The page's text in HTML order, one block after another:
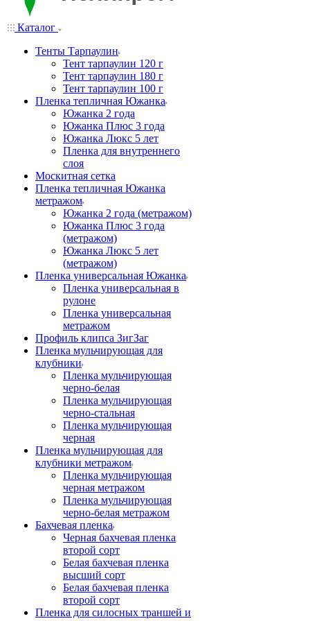
Каталог
Тенты Тарпаулин
Тент тарпаулин 120 г
Тент тарпаулин 180 г
Тент тарпаулин 100 г
Пленка тепличная Южанка
Южанка 2 года
Южанка Плюс 3 года
Южанка Люкс 5 лет
Пленка для внутреннего
слоя
Москитная сетка
Пленка тепличная Южанка
метражом
Южанка 2 года (метражом)
Южанка Плюс 3 года
(метражом)
Южанка Люкс 5 лет
(метражом)
Пленка универсальная Южанка
Пленка универсальная в
рулоне
Пленка универсальная
метражом
Профиль клипса ЗигЗаг
Пленка мульчирующая для
клубники
Пленка мульчирующая
черно-белая
Пленка мульчирующая
черно-стальная
Пленка мульчирующая
черная
Пленка мульчирующая для
клубники метражом
Пленка мульчирующая
черная метражом
Пленка мульчирующая
черно-белая метражом
Бахчевая пленка
Черная бахчевая пленка
второй сорт
Белая бахчевая пленка
высший сорт
Белая бахчевая пленка
второй сорт
Пленка для силосных траншей и